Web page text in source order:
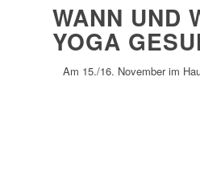
WANN UND
YOGA
Am 15./16. November im